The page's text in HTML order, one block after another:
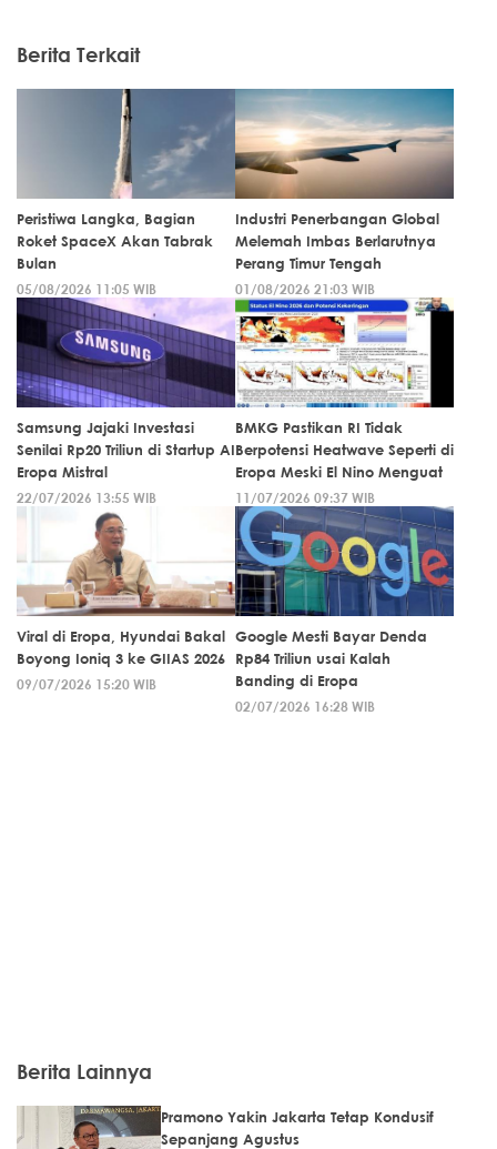
Berita Terkait
Peristiwa Langka, Bagian
Roket SpaceX Akan Tabrak
Bulan
05/08/2026 11:05 WIB
Industri Penerbangan Global
Melemah Imbas Berlarutnya
Perang Timur Tengah
01/08/2026 21:03 WIB
Samsung Jajaki Investasi
Senilai Rp20 Triliun di Startup AI
Eropa Mistral
22/07/2026 13:55 WIB
BMKG Pastikan RI Tidak
Berpotensi Heatwave Seperti di
Eropa Meski El Nino Menguat
11/07/2026 09:37 WIB
Viral di Eropa, Hyundai Bakal
Boyong Ioniq 3 ke GIIAS 2026
09/07/2026 15:20 WIB
Google Mesti Bayar Denda
Rp84 Triliun usai Kalah
Banding di Eropa
02/07/2026 16:28 WIB
Berita Lainnya
Pramono Yakin Jakarta Tetap Kondusif
Sepanjang Agustus